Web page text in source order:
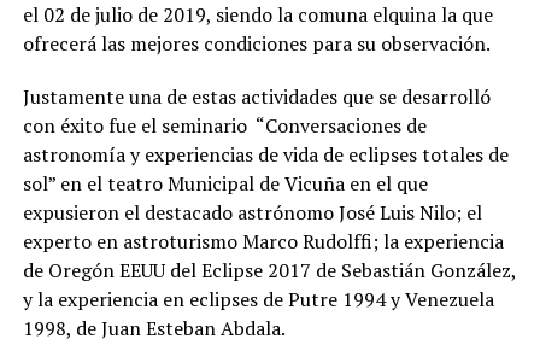
el 02 de julio de 2019, siendo la comuna elquina la que
ofrecerá las mejores condiciones para su observación.
Justamente una de estas actividades que se desarrolló
con éxito fue el seminario “Conversaciones de
astronomía y experiencias de vida de eclipses totales de
sol” en el teatro Municipal de Vicuña en el que
expusieron el destacado astrónomo José Luis Nilo; el
experto en astroturismo Marco Rudolffi; la experiencia
de Oregón EEUU del Eclipse 2017 de Sebastián González,
y la experiencia en eclipses de Putre 1994 y Venezuela
1998, de Juan Esteban Abdala.